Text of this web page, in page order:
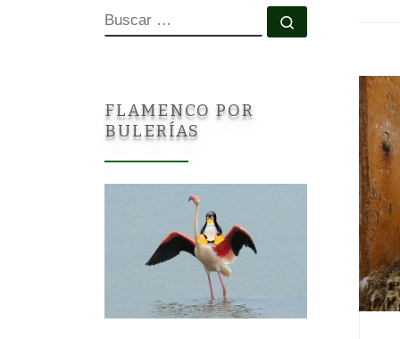
BUSCAR
FLAMENCO POR
BULERÍAS